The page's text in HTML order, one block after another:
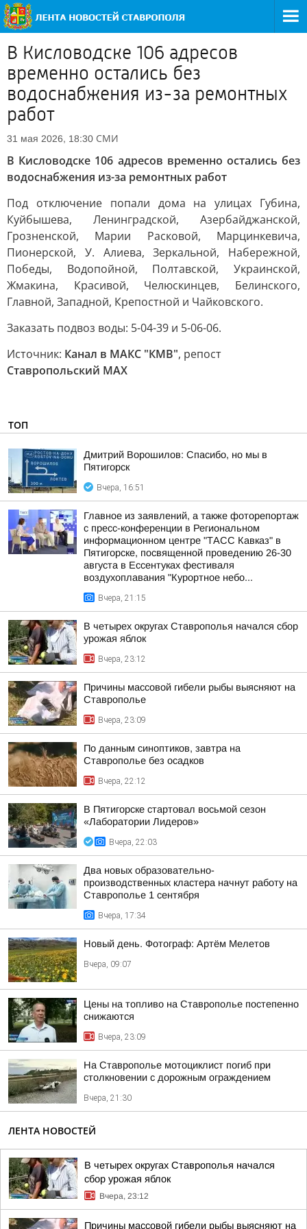
В Кисловодске 106 адресов
временно остались без
водоснабжения из-за ремонтных
работ
31 мая 2026, 18:30 СМИ
В Кисловодске 106 адресов временно остались без
водоснабжения из-за ремонтных работ
Под отключение попали дома на улицах Губина,
Куйбышева, Ленинградской, Азербайджанской,
Грозненской, Марии Расковой, Марцинкевича,
Пионерской, У. Алиева, Зеркальной, Набережной,
Победы, Водопойной, Полтавской, Украинской,
Жмакина, Красивой, Челюскинцев, Белинского,
Главной, Западной, Крепостной и Чайковского.
Заказать подвоз воды: 5-04-39 и 5-06-06.
Источник: Канал в МАКС "КМВ", репост
Ставропольский MAX
ТОП
Дмитрий Ворошилов: Спасибо, но мы в
Пятигорск
Вчера, 16:51
Главное из заявлений, а также фоторепортаж
с пресс-конференции в Региональном
информационном центре "ТАСС Кавказ" в
Пятигорске, посвященной проведению 26-30
августа в Ессентуках фестиваля
воздухоплавания "Курортное небо...
Вчера, 21:15
В четырех округах Ставрополья начался сбор
урожая яблок
Вчера, 23:12
Причины массовой гибели рыбы выясняют на
Ставрополье
Вчера, 23:09
По данным синоптиков, завтра на
Ставрополье без осадков
Вчера, 22:12
В Пятигорске стартовал восьмой сезон
«Лаборатории Лидеров»
Вчера, 22:03
Два новых образовательно-
производственных кластера начнут работу на
Ставрополье 1 сентября
Вчера, 17:34
Новый день. Фотограф: Артём Мелетов
Вчера, 09:07
Цены на топливо на Ставрополье постепенно
снижаются
Вчера, 23:09
На Ставрополье мотоциклист погиб при
столкновении с дорожным ограждением
Вчера, 21:30
ЛЕНТА НОВОСТЕЙ
В четырех округах Ставрополья начался
сбор урожая яблок
Вчера, 23:12
Причины массовой гибели рыбы выясняют на